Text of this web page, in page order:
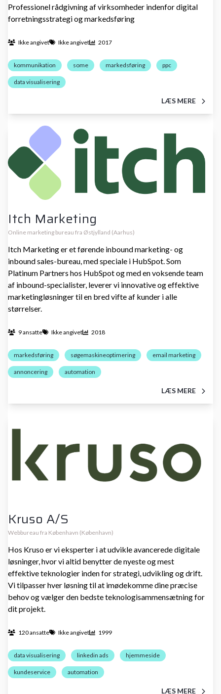
Professionel rådgivning af virksomheder indenfor digital
forretningsstrategi og markedsføring
Ikke angivet Ikke angivet 2017
kommunikation some markedsføring ppc
data visualisering
LÆS MERE
Itch Marketing
Online marketing bureau fra Østjylland (Aarhus)
Itch Marketing er et førende inbound marketing- og
inbound sales-bureau, med speciale i HubSpot. Som
Platinum Partners hos HubSpot og med en voksende team
af inbound-specialister, leverer vi innovative og effektive
marketingløsninger til en bred vifte af kunder i alle
størrelser.
9 ansatte Ikke angivet 2018
markedsføring søgemaskineoptimering email marketing
annoncering automation
LÆS MERE
Kruso A/S
Webbureau fra København (København)
Hos Kruso er vi eksperter i at udvikle avancerede digitale
løsninger, hvor vi altid benytter de nyeste og mest
effektive teknologier inden for strategi, udvikling og drift.
Vi tilpasser hver løsning til at imødekomme dine præcise
behov og vælger den bedste teknologisammensætning for
dit projekt.
120 ansatte Ikke angivet 1999
data visualisering linkedin ads hjemmeside
kundeservice automation
LÆS MERE